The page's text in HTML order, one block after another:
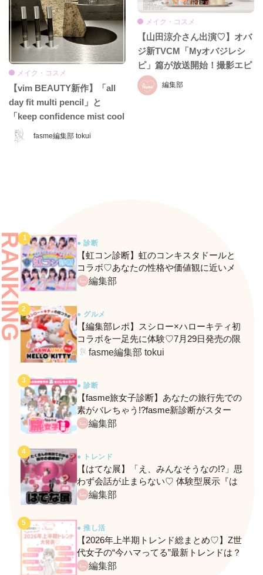
fasme編集部 tokui
メイク・コスメ
【vim BEAUTY新作】「all
day fit multi pencil」と
「keep confidence mist cool
EX」をレビュー♡ 夏のお直
しに頼れるコスメをチェッ
編集部
メイク・コスメ
【山田涼介さん出演♡】オバ
ジ新TVCM「Myオバジレシ
ピ」篇が放送開始！撮影エピ
ソード＆インタビュー全文を
お届け
● 診断
【虹コン診断】虹のコンキスタドールと
コラボ♡あなたの性格や価値観に近いメ
ンバーがわかる、fasmeの新診断がスター
編集部
● グルメ
【編集部レポ】スシロー×ハローキティ初
コラボを一足先に体験♡7月29日発売の限
定メニュー＆グッズをレポ！
fasme編集部 tokui
● 診断
【fasme旅女子診断】あなたの旅行先での
素がバレちゃう!?fasme新診断がスター
ト！編集部
● トレンド
【はてな展】「え、みんなそうなの!?」思
わず会話が止まらない♡ 体験型展示『は
てな展』に行ってきたレポ
編集部
● 推し活
【2026年上半期トレンド総まとめ♡】Z世
代女子の“今ハマってる”最新トレンドは？
ネクストバズ予報もチェック♪
編集部